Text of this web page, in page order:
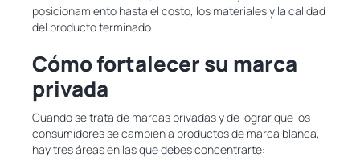
posicionamiento hasta el costo, los materiales y la calidad
del producto terminado.
Cómo fortalecer su marca
privada
Cuando se trata de marcas privadas y de lograr que los
consumidores se cambien a productos de marca blanca,
hay tres áreas en las que debes concentrarte: